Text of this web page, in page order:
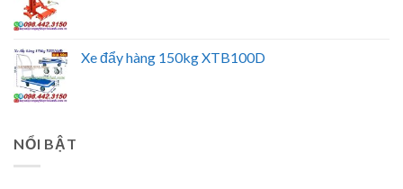
Xe đẩy hàng 150kg XTB100D
NỔI BẬT